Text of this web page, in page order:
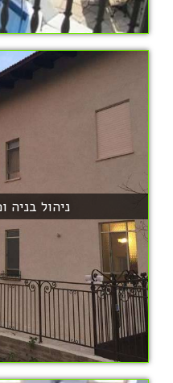
ניהול בניה